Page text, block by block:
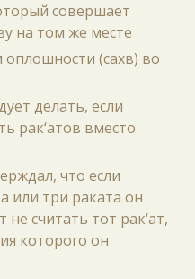
совершает
на том же месте
оплошности (сахв) во
делать, если
рак‘атов вместо
что если
или три раката он
считать тот рак‘ат,
которого он